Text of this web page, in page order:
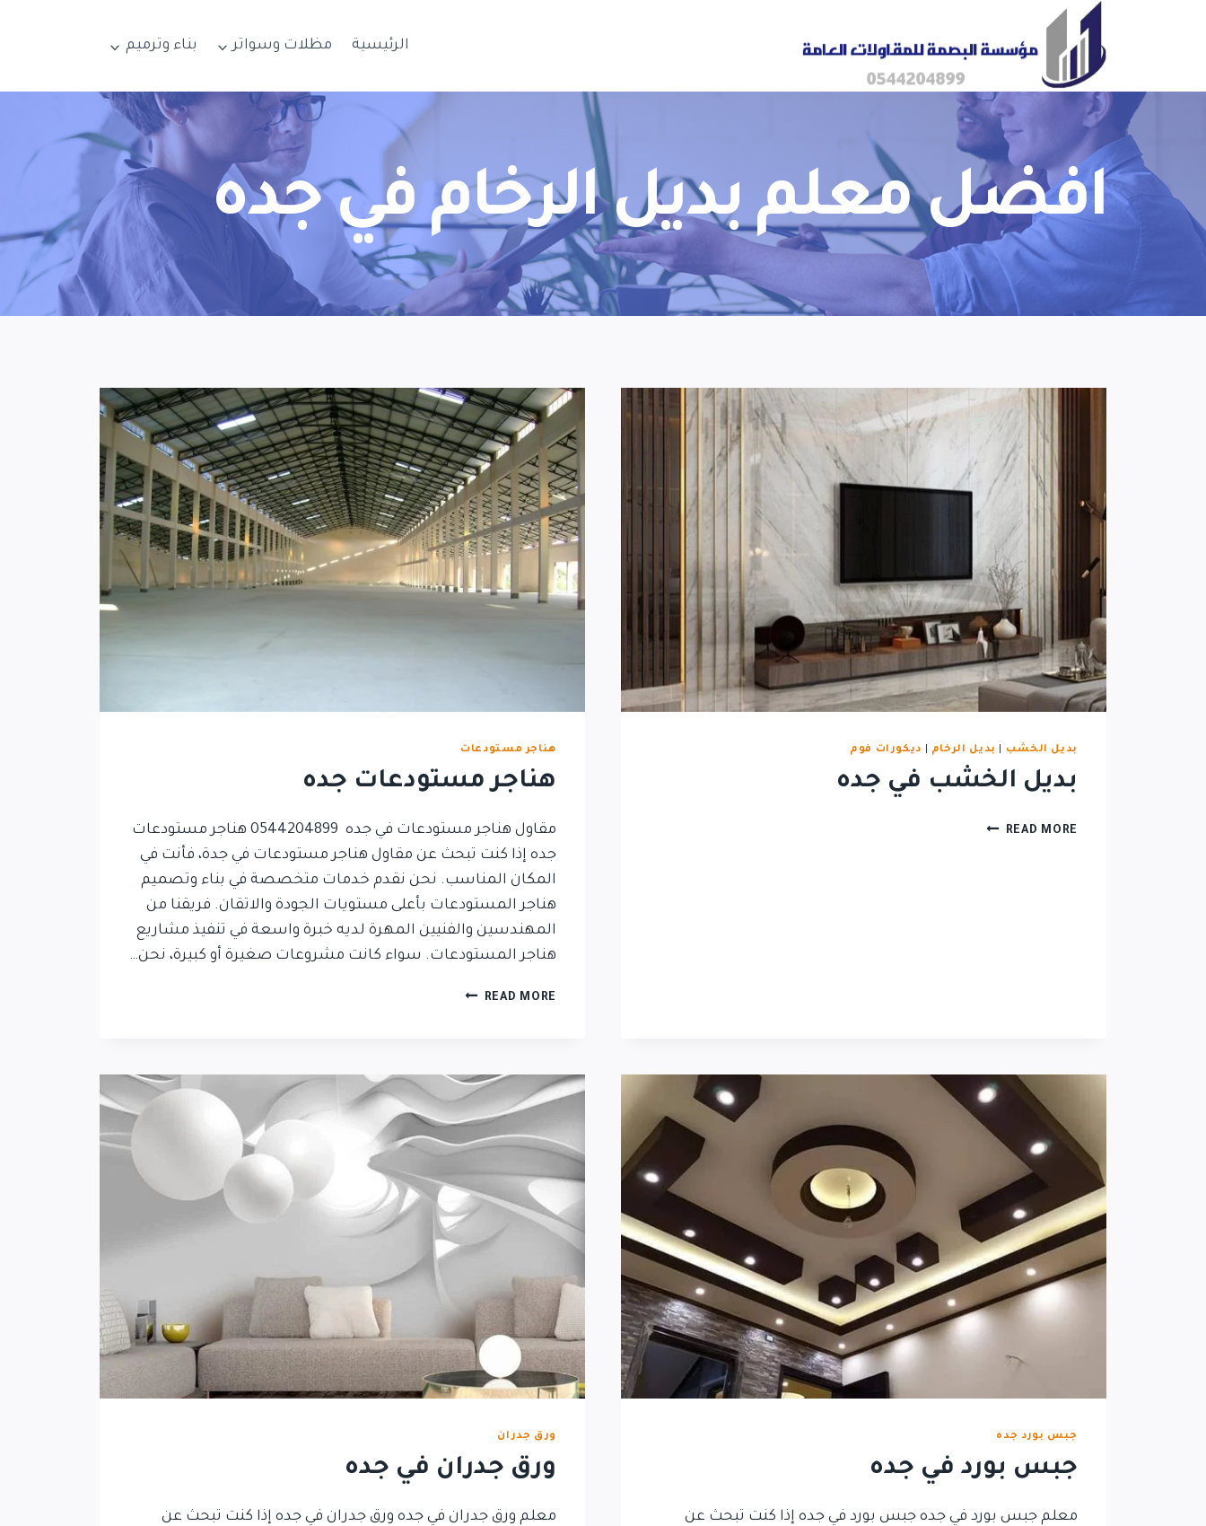
الرئيسية مظلات وسواتر بناء وترميم
افضل معلم بديل الرخام في جده
بديل الخشب بديل الرخام ديكورات فوم
بديل الخشب في جده
READ MORE
هناجر مستودعات
هناجر مستودعات جده
مقاول هناجر مستودعات في جده 0544204899 هناجر مستودعات
جده إذا كنت تبحث عن مقاول هناجر مستودعات في جدة، فأنت في
المكان المناسب. نحن نقدم خدمات متخصصة في بناء وتصميم
هناجر المستودعات بأعلى مستويات الجودة والاتقان. فريقنا من
المهندسين والفنيين المهرة لديه خبرة واسعة في تنفيذ مشاريع
هناجر المستودعات. سواء كانت مشروعات صغيرة أو كبيرة، نحن…
READ MORE
جبس بورد جده
جبس بورد في جده
معلم جبس بورد في جده جبس بورد في جده إذا كنت تبحث عن
ورق جدران
ورق جدران في جده
معلم ورق جدران في جده ورق جدران في جده إذا كنت تبحث عن